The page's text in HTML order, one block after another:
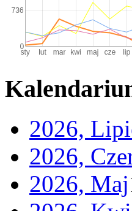
2026,
2026,
2026, Maj